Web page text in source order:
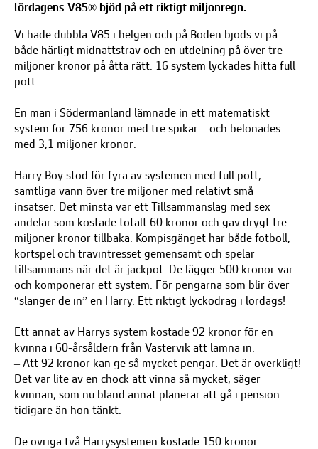
lördagens V85® bjöd på ett riktigt miljonregn.
Vi hade dubbla V85 i helgen och på Boden bjöds vi på
både härligt midnattstrav och en utdelning på över tre
miljoner kronor på åtta rätt. 16 system lyckades hitta full
pott.
En man i Södermanland lämnade in ett matematiskt
system för 756 kronor med tre spikar – och belönades
med 3,1 miljoner kronor.
Harry Boy stod för fyra av systemen med full pott,
samtliga vann över tre miljoner med relativt små
insatser. Det minsta var ett Tillsammanslag med sex
andelar som kostade totalt 60 kronor och gav drygt tre
miljoner kronor tillbaka. Kompisgänget har både fotboll,
kortspel och travintresset gemensamt och spelar
tillsammans när det är jackpot. De lägger 500 kronor var
och komponerar ett system. För pengarna som blir över
“slänger de in” en Harry. Ett riktigt lyckodrag i lördags!
Ett annat av Harrys system kostade 92 kronor för en
kvinna i 60-årsåldern från Västervik att lämna in.
– Att 92 kronor kan ge så mycket pengar. Det är overkligt!
Det var lite av en chock att vinna så mycket, säger
kvinnan, som nu bland annat planerar att gå i pension
tidigare än hon tänkt.
De övriga två Harrysystemen kostade 150 kronor